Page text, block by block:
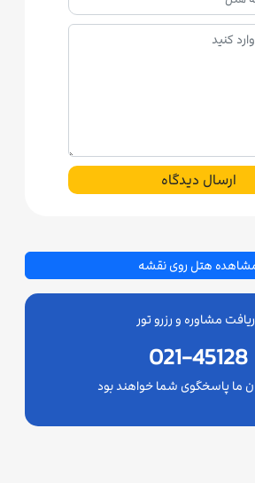
ارسال دیدگاه
هتل روی نقشه
مشاوره و رزرو تور
021-45128
ما پاسخگوی شما خواهند بود